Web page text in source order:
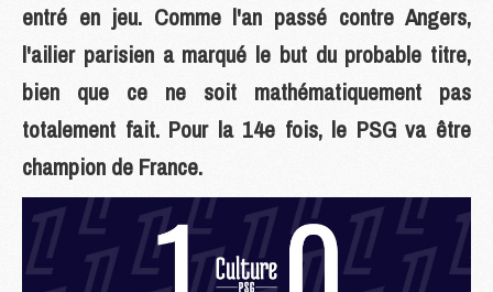
entré en jeu. Comme l'an passé contre Angers,
l'ailier parisien a marqué le but du probable titre,
bien que ce ne soit mathématiquement pas
totalement fait. Pour la 14e fois, le PSG va être
champion de France.